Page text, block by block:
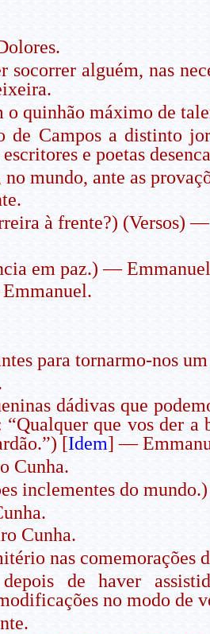
socorrer alguém, nas
o quinhão máximo de
de Campos a distinto
e poetas
no mundo, ante as
à frente?) (Versos)
em paz.) —
para tornarmo-nos
dádivas que
que vos der
[Idem] —
Cunha.
inclementes do
Cunha.
nas
de haver
no modo